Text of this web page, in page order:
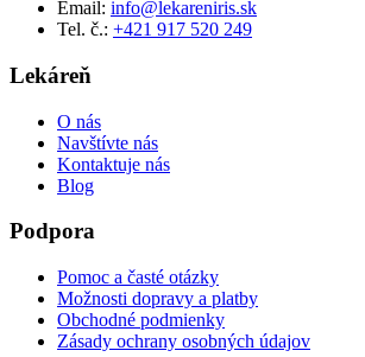
Email: info@lekareniris.sk
Tel. č.: +421 917 520 249
Lekáreň
O nás
Navštívte nás
Kontaktuje nás
Blog
Podpora
Pomoc a časté otázky
Možnosti dopravy a platby
Obchodné podmienky
Zásady ochrany osobných údajov